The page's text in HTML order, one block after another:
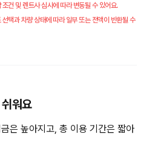
건 및 렌트사 심사에 따라 변동될 수 있어요.
선택과 차량 상태에 따라 일부 또는 전액이 반환될 수
워요
은 높아지고, 총 이용 기간은 짧아